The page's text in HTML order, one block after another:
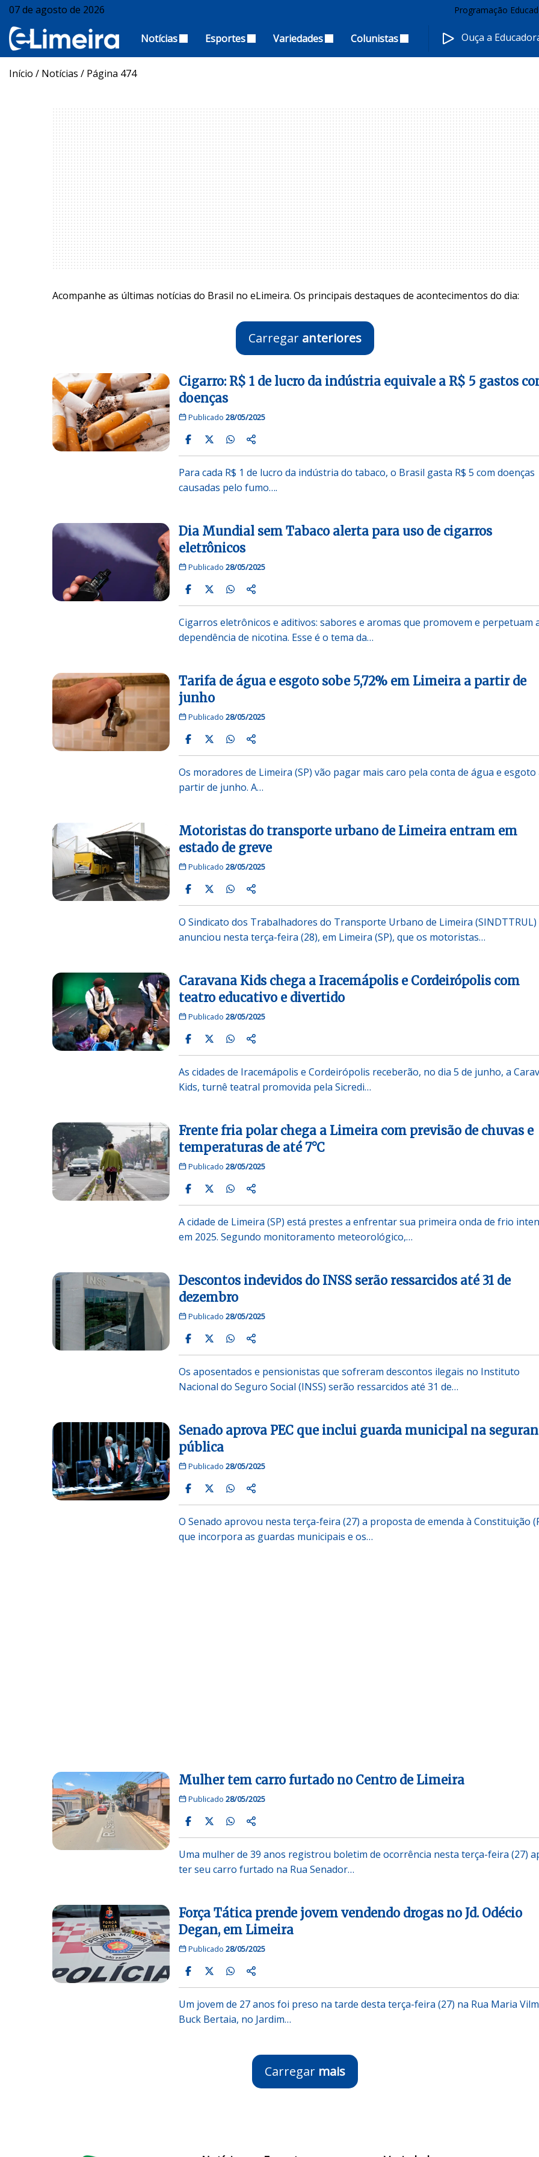
07 de agosto de 2026 Programação
Notícias Esportes Variedades Colunistas Ouça a
Início / Notícias / Página 474
Acompanhe as últimas notícias do Brasil no eLimeira. Os principais destaques de acontecimentos do dia:
Carregar anteriores
Cigarro: R$ 1 de lucro da indústria equivale a R$ 5 gastos
doenças
Publicado 28/05/2025
Para cada R$ 1 de lucro da indústria do tabaco, o Brasil gasta R$ 5 com doenças
causadas pelo fumo….
Dia Mundial sem Tabaco alerta para uso de cigarros
eletrônicos
Publicado 28/05/2025
Cigarros eletrônicos e aditivos: sabores e aromas que promovem e perpetuam
dependência de nicotina. Esse é o tema da…
Tarifa de água e esgoto sobe 5,72% em Limeira a partir de
junho
Publicado 28/05/2025
Os moradores de Limeira (SP) vão pagar mais caro pela conta de água e esgoto
partir de junho. A…
Motoristas do transporte urbano de Limeira entram em
estado de greve
Publicado 28/05/2025
O Sindicato dos Trabalhadores do Transporte Urbano de Limeira (SINDTTRUL)
anunciou nesta terça-feira (28), em Limeira (SP), que os motoristas…
Caravana Kids chega a Iracemápolis e Cordeirópolis com
teatro educativo e divertido
Publicado 28/05/2025
As cidades de Iracemápolis e Cordeirópolis receberão, no dia 5 de junho, a
Kids, turnê teatral promovida pela Sicredi…
Frente fria polar chega a Limeira com previsão de chuvas e
temperaturas de até 7°C
Publicado 28/05/2025
A cidade de Limeira (SP) está prestes a enfrentar sua primeira onda de frio
em 2025. Segundo monitoramento meteorológico,…
Descontos indevidos do INSS serão ressarcidos até 31 de
dezembro
Publicado 28/05/2025
Os aposentados e pensionistas que sofreram descontos ilegais no Instituto
Nacional do Seguro Social (INSS) serão ressarcidos até 31 de…
Senado aprova PEC que inclui guarda municipal na
pública
Publicado 28/05/2025
O Senado aprovou nesta terça-feira (27) a proposta de emenda à Constituição
que incorpora as guardas municipais e os…
Mulher tem carro furtado no Centro de Limeira
Publicado 28/05/2025
Uma mulher de 39 anos registrou boletim de ocorrência nesta terça-feira (27)
ter seu carro furtado na Rua Senador…
Força Tática prende jovem vendendo drogas no Jd. Odécio
Degan, em Limeira
Publicado 28/05/2025
Um jovem de 27 anos foi preso na tarde desta terça-feira (27) na Rua Maria
Buck Bertaia, no Jardim…
Carregar mais